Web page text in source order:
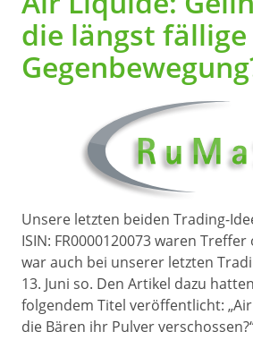
die längst fällige
Unsere letzten beiden Trading-
ISIN: FR0000120073 waren
war auch bei unserer letzten
13. Juni so. Den Artikel dazu
folgendem Titel veröffentlicht:
die Bären ihr Pulver